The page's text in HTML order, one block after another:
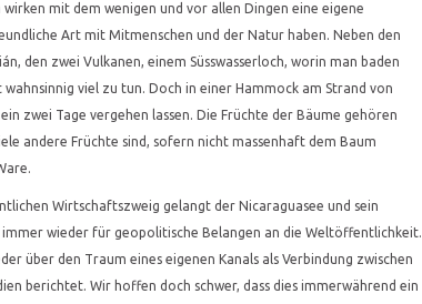
mit dem wenigen und vor allen Dingen eine eigene
Art mit Mitmenschen und der Natur haben. Neben den
den zwei Vulkanen, einem Süsswasserloch, worin man baden
wahnsinnig viel zu tun. Doch in einer Hammock am Strand von
zwei Tage vergehen lassen. Die Früchte der Bäume gehören
andere Früchte sind, sofern nicht massenhaft dem Baum
Wirtschaftszweig gelangt der Nicaraguasee und sein
immer wieder für geopolitische Belangen an die Weltöffentlichkeit.
über den Traum eines eigenen Kanals als Verbindung zwischen
berichtet. Wir hoffen doch schwer, dass dies immerwährend ein